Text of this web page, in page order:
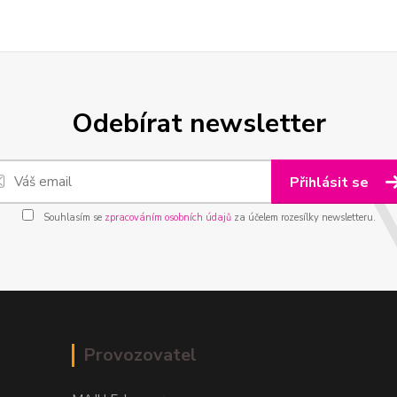
Odebírat newsletter
Přihlásit se
Souhlasím se zpracováním osobních údajůza účelem rozesílky newsletteru.
Provozovatel